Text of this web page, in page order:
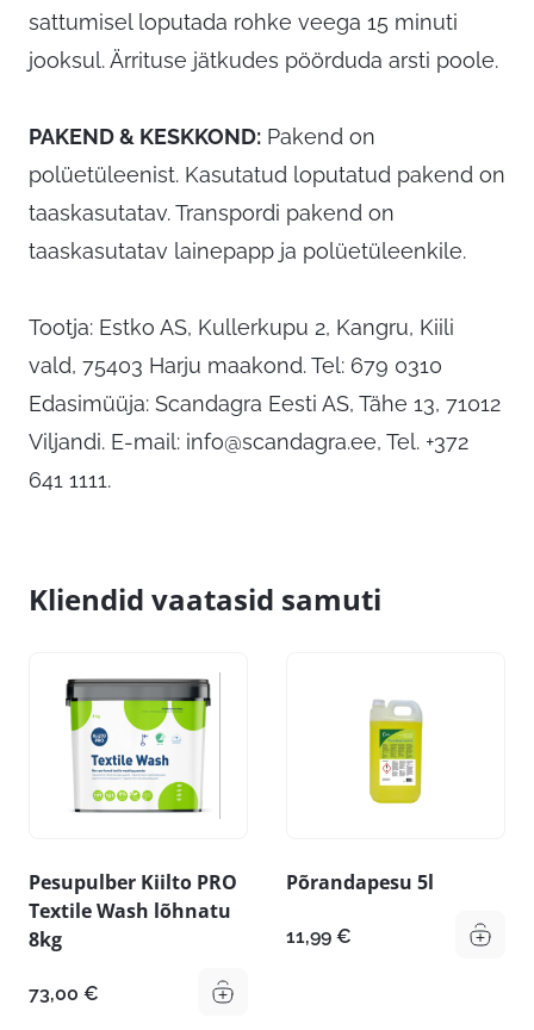
sattumisel loputada rohke veega 15 minuti
jooksul. Ärrituse jätkudes pöörduda arsti poole.
PAKEND & KESKKOND: Pakend on
polüetüleenist. Kasutatud loputatud pakend on
taaskasutatav. Transpordi pakend on
taaskasutatav lainepapp ja polüetüleenkile.
Tootja: Estko AS, Kullerkupu 2, Kangru, Kiili
vald, 75403 Harju maakond. Tel: 679 0310
Edasimüüja: Scandagra Eesti AS, Tähe 13, 71012
Viljandi. E-mail: info@scandagra.ee, Tel. +372
641 1111.
Kliendid vaatasid samuti
Pesupulber Kiilto PRO
Textile Wash lõhnatu
8kg
73,00 €
Põrandapesu 5l
11,99 €